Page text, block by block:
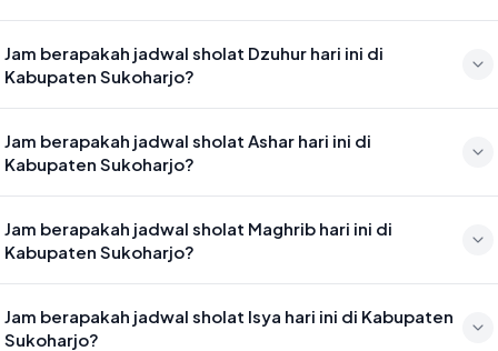
04:30
Jam berapakah jadwal sholat Dzuhur hari ini di
Kabupaten Sukoharjo?
11:46
Jam berapakah jadwal sholat Ashar hari ini di
Kabupaten Sukoharjo?
Jam berapakah jadwal sholat Maghrib hari ini di
Kabupaten Sukoharjo?
17:40
Jam berapakah jadwal sholat Isya hari ini di Kabupaten
Sukoharjo?